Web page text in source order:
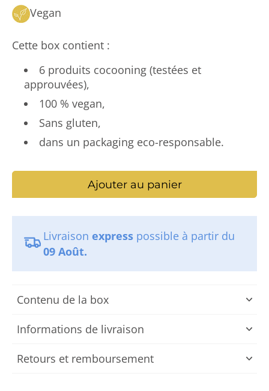
Vegan
Cette box contient :
6 produits cocooning (testées et
approuvées),
100 % vegan,
Sans gluten,
dans un packaging eco-responsable.
Ajouter au panier
Livraison express possible à partir du
09 Août.
Contenu de la box
Informations de livraison
Retours et remboursement